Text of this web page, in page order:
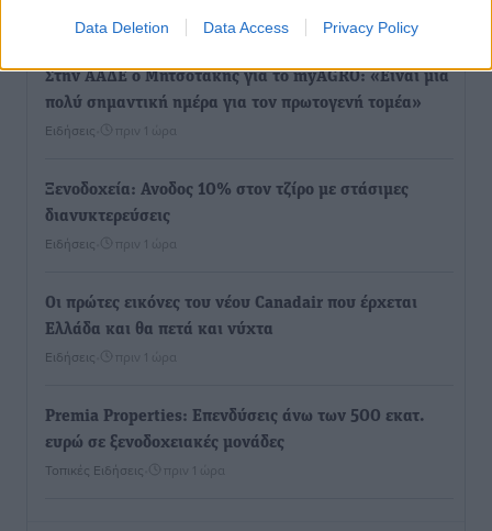
Data Deletion Data Access Privacy Policy
πριν 43 λεπτά
Στην ΑΑΔΕ ο Μητσοτάκης για το myAGRO: «Είναι μια
πολύ σημαντική ημέρα για τον πρωτογενή τομέα»
Ειδήσεις πριν 1 ώρα
Ξενοδοχεία: Ανοδος 10% στον τζίρο με στάσιμες
διανυκτερεύσεις
Ειδήσεις πριν 1 ώρα
Οι πρώτες εικόνες του νέου Canadair που έρχεται
Ελλάδα και θα πετά και νύχτα
Ειδήσεις πριν 1 ώρα
Premia Properties: Επενδύσεις άνω των 500 εκατ.
ευρώ σε ξενοδοχειακές μονάδες
Τοπικές Ειδήσεις πριν 1 ώρα